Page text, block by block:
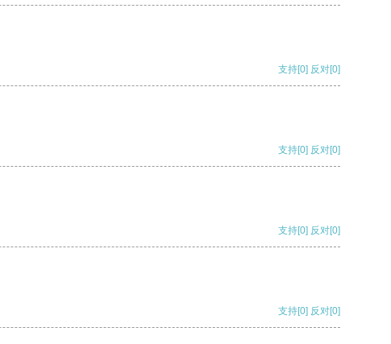
支持[0] 反对[0]
支持[0] 反对[0]
支持[0] 反对[0]
支持[0] 反对[0]